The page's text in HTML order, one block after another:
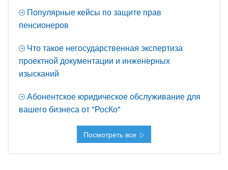
Популярные кейсы по защите прав
пенсионеров
Что такое негосударственная экспертиза
проектной документации и инженерных
изысканий
Абонентское юридическое обслуживание для
вашего бизнеса от "РосКо"
Посмотреть все